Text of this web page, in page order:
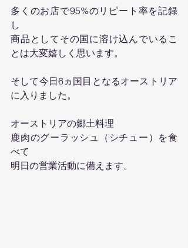
多くのお店で95%のリピート率を記録
し
商品としてその国に溶け込んでいるこ
とは大変嬉しく思います。
そして今日6ヵ国目となるオーストリア
に入りました。
オーストリアの郷土料理
鹿肉のグーラッシュ（シチュー）を食
べて
明日の営業活動に備えます。